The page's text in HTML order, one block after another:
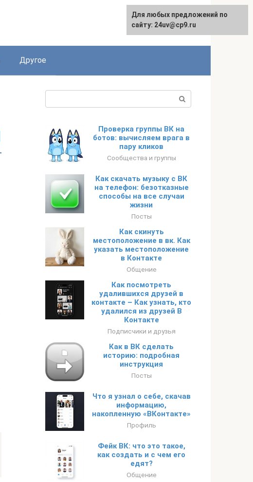
Другое
Проверка группы ВК на
ботов: вычисляем врага в
пару кликов
Сообщества и группы
Как скачать музыку с ВК
на телефон: безотказные
способы на все случаи
жизни
Посты
Как скинуть
местоположение в вк. Как
указать местоположение
в Контакте
Общение
Как посмотреть
удалившихся друзей в
контакте – Как узнать, кто
удалился из друзей В
Контакте
Подписчики и друзья
Как в ВК сделать
историю: подробная
инструкция
Посты
Что я узнал о себе, скачав
информацию,
накопленную «ВКонтакте»
Профиль
Фейк ВК: что это такое,
как создать и с чем его
едят?
Общение
Для любых предложений по
сайту: 24uv@cp9.ru